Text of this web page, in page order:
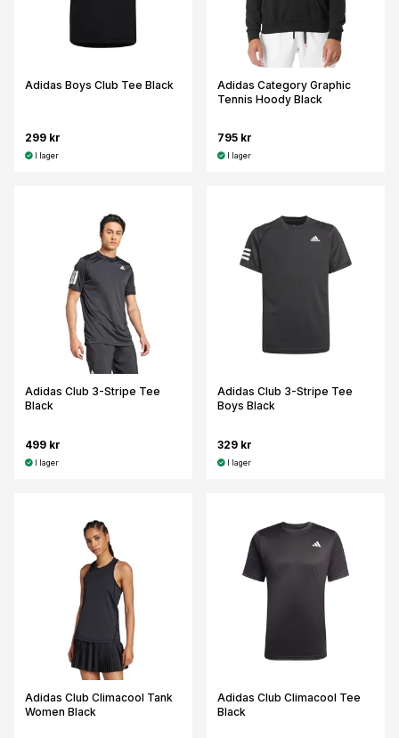
Adidas Boys Club Tee Black
299 kr
I lager
Adidas Category Graphic
Tennis Hoody Black
795 kr
I lager
Adidas Club 3-Stripe Tee
Black
499 kr
I lager
Adidas Club 3-Stripe Tee
Boys Black
329 kr
I lager
Adidas Club Climacool Tank
Women Black
Adidas Club Climacool Tee
Black